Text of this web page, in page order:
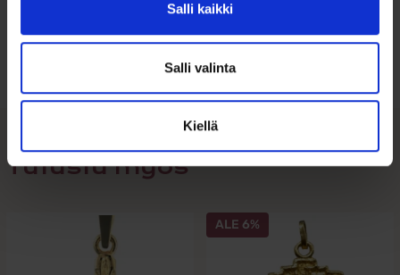
Salli kaikki
Salli valinta
Kiellä
koon valintaan
Tutustu myös
ALE 6%